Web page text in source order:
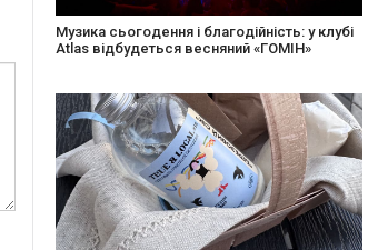
Створіть святкову листівку та допоможіть
стареньким: майстер-клас від БФ «Юлині